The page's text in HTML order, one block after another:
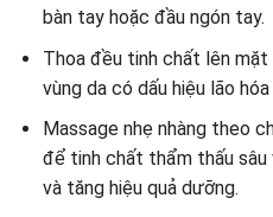
bàn tay hoặc đầu ngón tay.
Thoa đều tinh chất lên
vùng da có dấu hiệu lão
Massage nhẹ nhàng theo
để tinh chất thẩm thấu sâu
và tăng hiệu quả dưỡng.